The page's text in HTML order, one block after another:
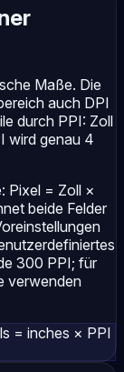
Maße. Die
auch DPI
durch PPI: Zoll
wird genau 4
Pixel = Zoll ×
beide Felder
300 PPI; für
verwenden
= inches × PPI